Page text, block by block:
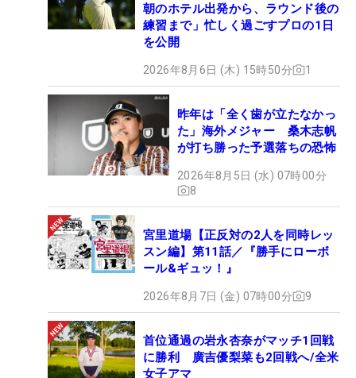
朝のホテル出発から、ラウンド後の
練習まで」忙しく過ごすプロの1日
を公開
2026年8月6日 (木) 15時50分 1
昨年は「全く歯が立たなかっ
た」海外メジャー 桑木志帆
が打ち勝った予選落ちの恐怖
2026年8月5日 (水) 07時00分
8
宮里道場【正反対の2人を同時レッ
スン編】第11話／『勝手にローボ
ール&ギュッ！』
2026年8月7日 (金) 07時00分 9
首位通過の岩永杏奈がマッチ1回戦
に勝利 廣吉優梨菜も2回戦へ/全米
女子アマ